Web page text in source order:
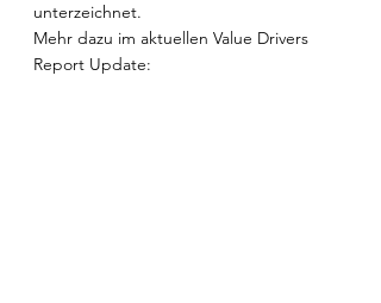
unterzeichnet.
Mehr dazu im aktuellen Value Drivers
Report Update: